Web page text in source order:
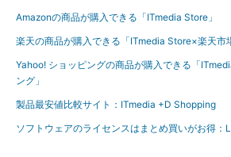
Amazonの商品が購入できる「ITmedia Store」
楽天の商品が購入できる「ITmedia Store×楽天市
Yahoo! ショッピングの商品が購入できる「
ング」
製品最安値比較サイト：ITmedia +D Shopping
ソフトウェアのライセンスはまとめ買いがお得：